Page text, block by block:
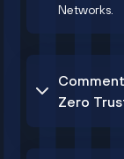
Networks.
Zero